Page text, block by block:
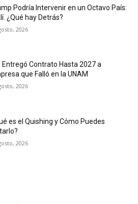
Podría Intervenir en un Octavo País:
¿Qué hay Detrás?
2026
Entregó Contrato Hasta 2027 a
que Falló en la UNAM
2026
es el Quishing y Cómo Puedes
2026